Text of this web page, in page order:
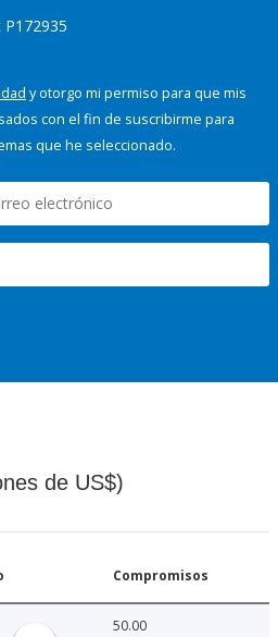
y otorgo mi permiso para que mis
con el fin de suscribirme para
que he seleccionado.
de US$)
Compromisos
50.00